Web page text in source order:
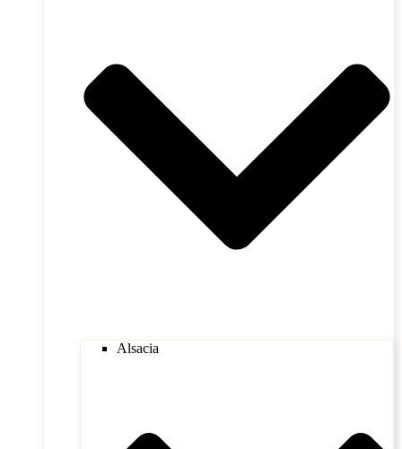
Alsacia